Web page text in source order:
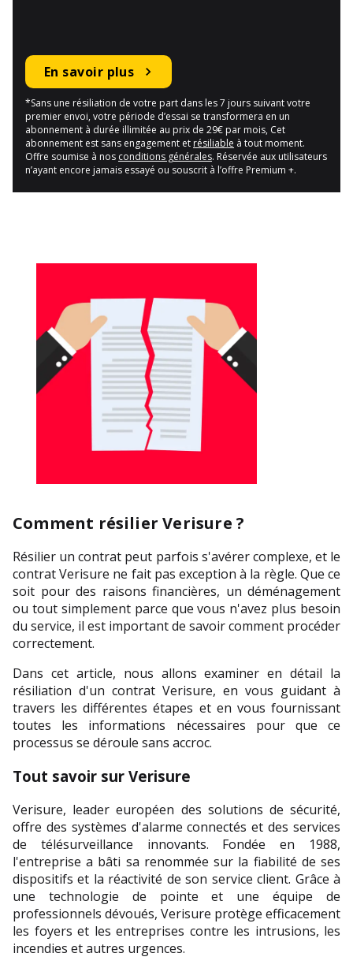
Comment résilier Verisure ?
Résilier un contrat peut parfois s'avérer complexe, et le
contrat Verisure ne fait pas exception à la règle. Que ce
soit pour des raisons financières, un déménagement
ou tout simplement parce que vous n'avez plus besoin
du service, il est important de savoir comment procéder
correctement.
Dans cet article, nous allons examiner en détail la
résiliation d'un contrat Verisure, en vous guidant à
travers les différentes étapes et en vous fournissant
toutes les informations nécessaires pour que ce
processus se déroule sans accroc.
Tout savoir sur Verisure
Verisure, leader européen des solutions de sécurité,
offre des systèmes d'alarme connectés et des services
de télésurveillance innovants. Fondée en 1988,
l'entreprise a bâti sa renommée sur la fiabilité de ses
dispositifs et la réactivité de son service client. Grâce à
une technologie de pointe et une équipe de
professionnels dévoués, Verisure protège efficacement
les foyers et les entreprises contre les intrusions, les
incendies et autres urgences.
En savoir plus
*Sans une résiliation de votre part dans les 7 jours suivant votre
premier envoi, votre période d’essai se transformera en un
abonnement à durée illimitée au prix de 29€ par mois, Cet
abonnement est sans engagement et résiliable à tout moment.
Offre soumise à nos conditions générales. Réservée aux utilisateurs
n’ayant encore jamais essayé ou souscrit à l’offre Premium +.